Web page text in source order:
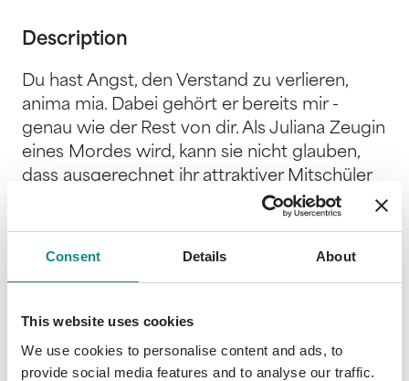
Consent Details About
This website uses cookies
We use cookies to personalise content and ads, to
provide social media features and to analyse our traffic.
Description
Du hast Angst, den Verstand zu verlieren,
anima mia. Dabei gehört er bereits mir -
genau wie der Rest von dir. Als Juliana Zeugin
eines Mordes wird, kann sie nicht glauben,
dass ausgerechnet ihr attraktiver Mitschüler
Rune dem Opfer das Blut ausgesaugt hat.
nicht mehr aus den Augen und zieht sie
untoter Seelenfresser, die geschaffen
wurden, um die Menschheit vor den
abtrünnigen Seelen zu retten, und denen